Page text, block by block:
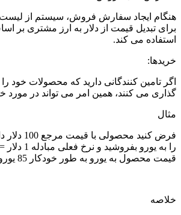
هنگام ایجاد سفارش فروش، سیستم از
برای تبدیل قیمت از دلار به ارز مشتری بر
استفاده می کند.
خریدها:
اگر تامین کنندگانی دارید که محصولات خود
گذاری می کنند، همین امر می تواند در مورد
مثال
فرض کنید
قیمت محصول به یورو به طور خودکار 85 یورو محاسبه می شود.
خلاصه